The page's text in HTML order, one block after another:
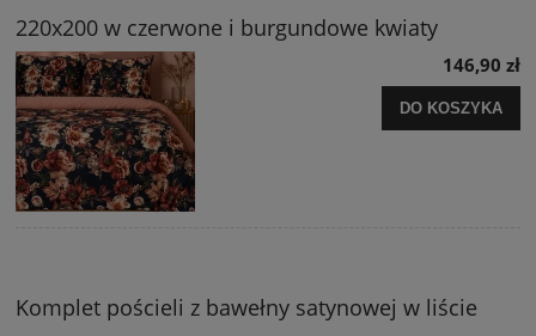
220x200 w czerwone i burgundowe kwiaty
146,90 zł
DO KOSZYKA
Komplet pościeli z bawełny satynowej w liście